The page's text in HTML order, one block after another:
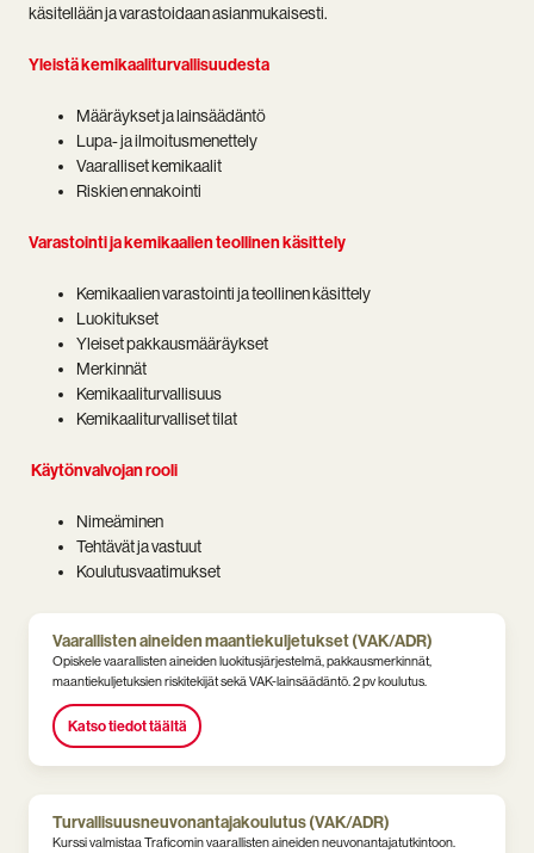
käsitellään ja varastoidaan asianmukaisesti.
Yleistä kemikaaliturvallisuudesta
Määräykset ja lainsäädäntö
Lupa- ja ilmoitusmenettely
Vaaralliset kemikaalit
Riskien ennakointi
Varastointi ja kemikaalien teollinen käsittely
Kemikaalien varastointi ja teollinen käsittely
Luokitukset
Yleiset pakkausmääräykset
Merkinnät
Kemikaaliturvallisuus
Kemikaaliturvalliset tilat
Käytönvalvojan rooli
Nimeäminen
Tehtävät ja vastuut
Koulutusvaatimukset
Vaarallisten aineiden maantiekuljetukset (VAK/ADR)
Opiskele vaarallisten aineiden luokitusjärjestelmä, pakkausmerkinnät,
maantiekuljetuksien riskitekijät sekä VAK-lainsäädäntö. 2 pv koulutus.
Katso tiedot täältä
Turvallisuusneuvonantajakoulutus (VAK/ADR)
Kurssi valmistaa Traficomin vaarallisten aineiden neuvonantajatutkintoon.